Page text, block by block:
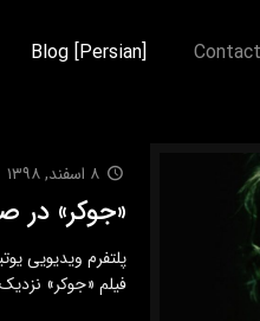
Blog [Persian]
۸ اسفند, ۱۳۹۸
«جوکر» در
فیلم «جوکر» نزدیک به ۸۴ میلیون بازدید فقط در